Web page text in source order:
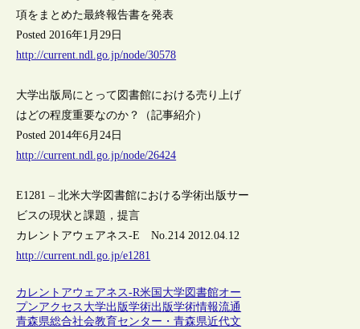
項をまとめた最終報告書を発表
Posted 2016年1月29日
http://current.ndl.go.jp/node/30578
大学出版局にとって図書館における売り上げ
はどの程度重要なのか？（記事紹介）
Posted 2014年6月24日
http://current.ndl.go.jp/node/26424
E1281 – 北米大学図書館における学術出版サー
ビスの現状と課題，提言
カレントアウェアネス-E No.214 2012.04.12
http://current.ndl.go.jp/e1281
カレントアウェアネス-R米国 大学図書館オー
プンアクセス 大学出版学術出版学術情報流通
青森県総合社会教育センター・青森県近代文